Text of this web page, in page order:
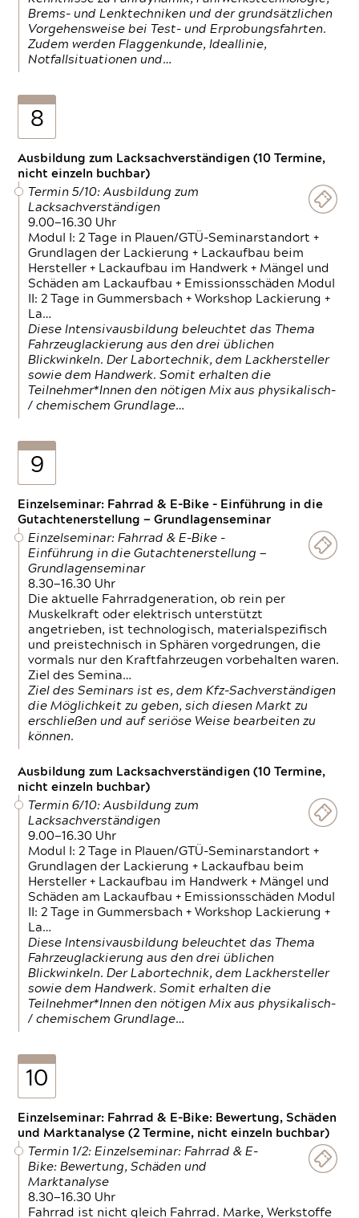
Brems- und Lenktechniken und der grundsätzlichen
Vorgehensweise bei Test- und Erprobungsfahrten.
Zudem werden Flaggenkunde, Ideallinie,
Notfallsituationen und…
8
Ausbildung zum Lacksachverständigen (10 Termine,
nicht einzeln buchbar)
Termin 5/10: Ausbildung zum
Lacksachverständigen
9.00—16.30 Uhr
Modul I: 2 Tage in Plauen/GTÜ-Seminarstandort +
Grundlagen der Lackierung + Lackaufbau beim
Hersteller + Lackaufbau im Handwerk + Mängel und
Schäden am Lackaufbau + Emissionsschäden Modul
II: 2 Tage in Gummersbach + Workshop Lackierung +
La…
Diese Intensivausbildung beleuchtet das Thema
Fahrzeuglackierung aus den drei üblichen
Blickwinkeln. Der Labortechnik, dem Lackhersteller
sowie dem Handwerk. Somit erhalten die
Teilnehmer*Innen den nötigen Mix aus physikalisch-
/ chemischem Grundlage…
9
Einzelseminar: Fahrrad & E-Bike - Einführung in die
Gutachtenerstellung — Grundlagenseminar
Einzelseminar: Fahrrad & E-Bike -
Einführung in die Gutachtenerstellung —
Grundlagenseminar
8.30—16.30 Uhr
Die aktuelle Fahrradgeneration, ob rein per
Muskelkraft oder elektrisch unterstützt
angetrieben, ist technologisch, materialspezifisch
und preistechnisch in Sphären vorgedrungen, die
vormals nur den Kraftfahrzeugen vorbehalten waren.
Ziel des Semina…
Ziel des Seminars ist es, dem Kfz-Sachverständigen
die Möglichkeit zu geben, sich diesen Markt zu
erschließen und auf seriöse Weise bearbeiten zu
können.
Ausbildung zum Lacksachverständigen (10 Termine,
nicht einzeln buchbar)
Termin 6/10: Ausbildung zum
Lacksachverständigen
9.00—16.30 Uhr
Modul I: 2 Tage in Plauen/GTÜ-Seminarstandort +
Grundlagen der Lackierung + Lackaufbau beim
Hersteller + Lackaufbau im Handwerk + Mängel und
Schäden am Lackaufbau + Emissionsschäden Modul
II: 2 Tage in Gummersbach + Workshop Lackierung +
La…
Diese Intensivausbildung beleuchtet das Thema
Fahrzeuglackierung aus den drei üblichen
Blickwinkeln. Der Labortechnik, dem Lackhersteller
sowie dem Handwerk. Somit erhalten die
Teilnehmer*Innen den nötigen Mix aus physikalisch-
/ chemischem Grundlage…
10
Einzelseminar: Fahrrad & E-Bike: Bewertung, Schäden
und Marktanalyse (2 Termine, nicht einzeln buchbar)
Termin 1/2: Einzelseminar: Fahrrad & E-
Bike: Bewertung, Schäden und
Marktanalyse
8.30—16.30 Uhr
Fahrrad ist nicht gleich Fahrrad. Marke, Werkstoffe